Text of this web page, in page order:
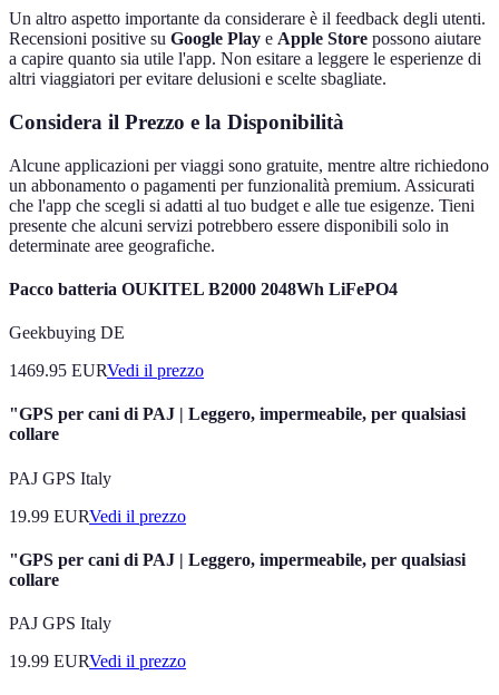
Un altro aspetto importante da considerare è il feedback degli utenti.
Recensioni positive su Google Play e Apple Store possono aiutare
a capire quanto sia utile l'app. Non esitare a leggere le esperienze di
altri viaggiatori per evitare delusioni e scelte sbagliate.
Considera il Prezzo e la Disponibilità
Alcune applicazioni per viaggi sono gratuite, mentre altre richiedono
un abbonamento o pagamenti per funzionalità premium. Assicurati
che l'app che scegli si adatti al tuo budget e alle tue esigenze. Tieni
presente che alcuni servizi potrebbero essere disponibili solo in
determinate aree geografiche.
Pacco batteria OUKITEL B2000 2048Wh LiFePO4
Geekbuying DE
1469.95 EURVedi il prezzo
"GPS per cani di PAJ | Leggero, impermeabile, per qualsiasi
collare
PAJ GPS Italy
19.99 EURVedi il prezzo
"GPS per cani di PAJ | Leggero, impermeabile, per qualsiasi
collare
PAJ GPS Italy
19.99 EURVedi il prezzo